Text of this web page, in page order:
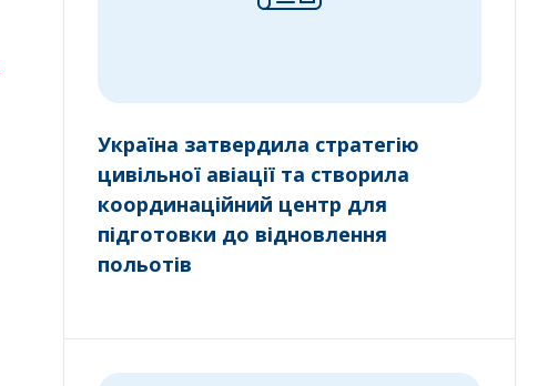
Україна затвердила стратегію
цивільної авіації та створила
координаційний центр для
підготовки до відновлення
польотів